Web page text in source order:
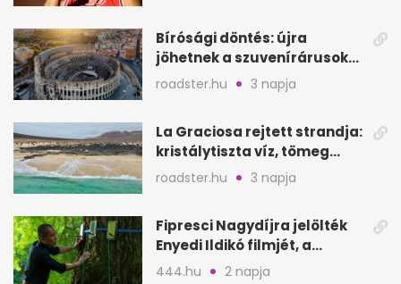
Bírósági döntés: újra
jöhetnek a szuvenírárusok
Európa ikonikus helyére
roadster.hu 3 napja
La Graciosa rejtett strandja:
kristálytiszta víz, tömeg
nélkül
roadster.hu 3 napja
Fipresci Nagydíjra jelölték
Enyedi Ildikó filmjét, a
Csendes barátot
444.hu 2 napja